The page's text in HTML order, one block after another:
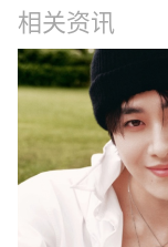
相关资讯